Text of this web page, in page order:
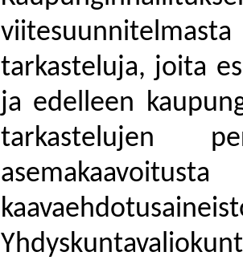
tarkasteluja, joita
ja edelleen
tarkastelujen